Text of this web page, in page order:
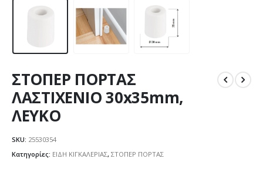
ΣΤΟΠΕΡ ΠΟΡΤΑΣ
ΛΑΣΤΙΧΕΝΙΟ 30x35mm,
ΛΕΥΚΟ
SKU: 25530354
Κατηγορίες: ΕΙΔΗ ΚΙΓΚΑΛΕΡΙΑΣ, ΣΤΟΠΕΡ ΠΟΡΤΑΣ